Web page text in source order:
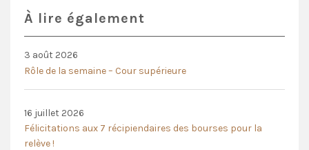
À lire également
3 août 2026
Rôle de la semaine – Cour supérieure
16 juillet 2026
Félicitations aux 7 récipiendaires des bourses pour la
relève !